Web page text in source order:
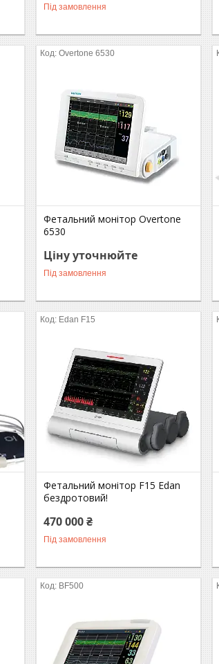
Під замовлення
Overtone 6530
Фетальний монітор Overtone
6530
Ціну уточнюйте
Під замовлення
Edan F15
Фетальний монітор F15 Edan
бездротовий!
470 000 ₴
Під замовлення
BF500